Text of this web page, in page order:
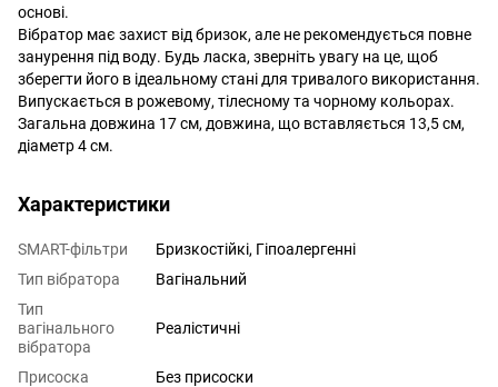
основі.
Вібратор має захист від бризок, але не рекомендується повне
занурення під воду. Будь ласка, зверніть увагу на це, щоб
зберегти його в ідеальному стані для тривалого використання.
Випускається в рожевому, тілесному та чорному кольорах.
Загальна довжина 17 см, довжина, що вставляється 13,5 см,
діаметр 4 см.
Характеристики
SMART-фільтри
Бризкостійкі, Гіпоалергенні
Тип вібратора
Вагінальний
Тип
вагінального
вібратора
Реалістичні
Присоска
Без присоски